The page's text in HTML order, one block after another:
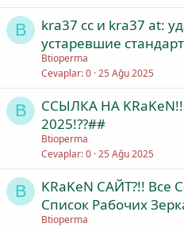
B
kra37 cc и kra37 at:
устаревшие
Btioperma
Cevaplar 0 25 Ağu 2025
B
ССЫЛКА НА
2025!??##
Btioperma
Cevaplar 0 25 Ağu 2025
B
KRaKeN САЙТ?!! Все
Список Рабочих
Btioperma